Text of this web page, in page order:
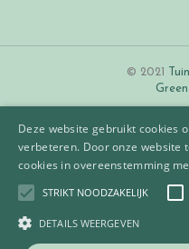
© 2021
Deze website gebruikt cookies
verbeteren. Door onze website
cookies in overeenstemming
STRIKT NOODZAKELIJK
DETAILS WEERGEVEN